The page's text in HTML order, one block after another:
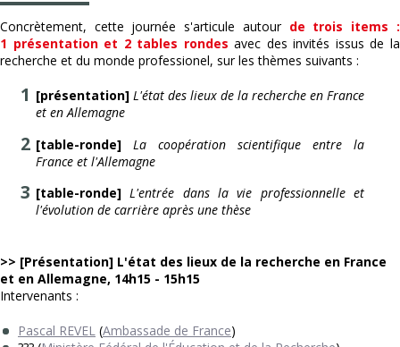
Concrètement, cette journée s'articule autour de trois items :
1 présentation et 2 tables rondes avec des invités issus de la
recherche et du monde professionel, sur les thèmes suivants :
[présentation] L'état des lieux de la recherche en France
et en Allemagne
[table-ronde]
La coopération scientifique entre la
France et l'Allemagne
[table-ronde] L'entrée dans la vie professionnelle et
l'évolution de carrière après une thèse
>> [Présentation] L'état des lieux de la recherche en France
et en Allemagne, 14h15 - 15h15
Intervenants :
Pascal REVEL (Ambassade de France)